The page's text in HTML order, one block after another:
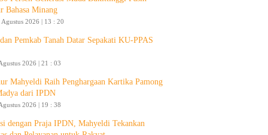
Bahasa Minang
2026 | 13 : 20
Pemkab Tanah Datar Sepakati KU-PPAS
2026 | 21 : 03
Mahyeldi Raih Penghargaan Kartika Pamong
dari IPDN
2026 | 19 : 38
dengan Praja IPDN, Mahyeldi Tekankan